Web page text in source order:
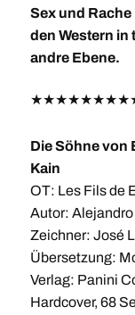
Sex und
den Western in
andre Ebene.
★★★★★★★★
Die Söhne von
Kain
OT: Les Fils de
Autor:
Zeichner: José
Übersetzung:
Verlag: Panini
Hardcover, 68